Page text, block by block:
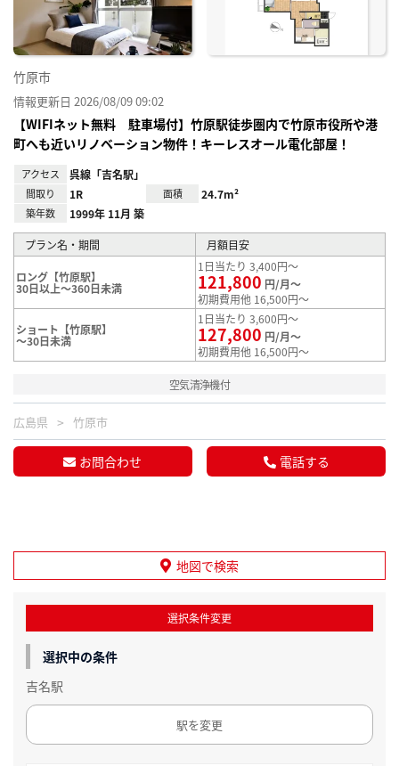
竹原市
情報更新日 2026/08/09 09:02
【WIFIネット無料 駐車場付】竹原駅徒歩圏内で竹原市役所や港
町へも近いリノベーション物件！キーレスオール電化部屋！
アクセス 呉線「吉名駅」
間取り 1R 面積 24.7m²
築年数 1999年 11月 築
プラン名・期間 月額目安
ロング【竹原駅】
30日以上～360日未満
1日当たり 3,400円～
121,800 円/月～
初期費用他 16,500円～
ショート【竹原駅】
～30日未満
1日当たり 3,600円～
127,800 円/月～
初期費用他 16,500円～
空気清浄機付
広島県 竹原市
お問合わせ 電話する
地図で検索
選択条件変更
選択中の条件
吉名駅
駅を変更